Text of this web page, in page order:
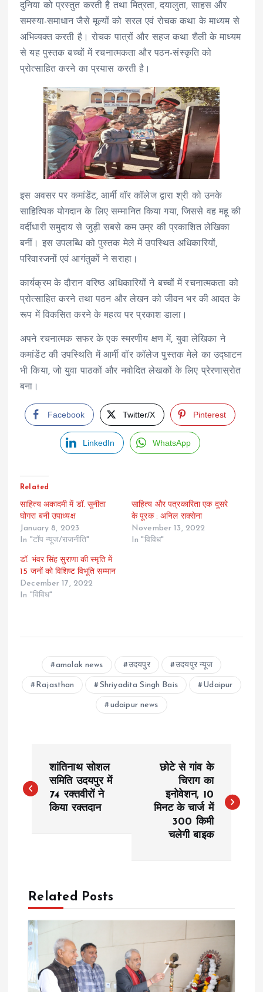
दुनिया को प्रस्तुत करती है तथा मित्रता, दयालुता, साहस और
समस्या-समाधान जैसे मूल्यों को सरल एवं रोचक कथा के माध्यम से
अभिव्यक्त करती है। रोचक पात्रों और सहज कथा शैली के माध्यम
से यह पुस्तक बच्चों में रचनात्मकता और पठन-संस्कृति को
प्रोत्साहित करने का प्रयास करती है।
इस अवसर पर कमांडेंट, आर्मी वॉर कॉलेज द्वारा श्री को उनके
साहित्यिक योगदान के लिए सम्मानित किया गया, जिससे वह महू की
वर्दीधारी समुदाय से जुड़ी सबसे कम उम्र की प्रकाशित लेखिका
बनीं। इस उपलब्धि को पुस्तक मेले में उपस्थित अधिकारियों,
परिवारजनों एवं आगंतुकों ने सराहा।
कार्यक्रम के दौरान वरिष्ठ अधिकारियों ने बच्चों में रचनात्मकता को
प्रोत्साहित करने तथा पठन और लेखन को जीवन भर की आदत के
रूप में विकसित करने के महत्व पर प्रकाश डाला।
अपने रचनात्मक सफर के एक स्मरणीय क्षण में, युवा लेखिका ने
कमांडेंट की उपस्थिति में आर्मी वॉर कॉलेज पुस्तक मेले का उद्घाटन
भी किया, जो युवा पाठकों और नवोदित लेखकों के लिए प्रेरणास्रोत
बना।
Facebook Twitter/X Pinterest
LinkedIn WhatsApp
Related
साहित्य अकादमी में डॉ. सुनीता
घोगरा बनी उपाध्यक्ष
January 8, 2023
In "टॉप न्यूज/राजनीति"
साहित्य और पत्रकारिता एक दूसरे
के पूरक : अनिल सक्सेना
November 13, 2022
In "विविध"
डॉ. भंवर सिंह सुराणा की स्मृति में
15 जनों को विशिष्ट विभूति सम्मान
December 17, 2022
In "विविध"
amolak news उदयपुर उदयपुर न्यूज
Rajasthan Shriyadita Singh Bais Udaipur
udaipur news
o
a
v
शांतिनाथ सोशल
समिति उदयपुर में
74 रक्तवीरों ने
किया रक्तदान
छोटे से गांव के
चिराग का
इनोवेशन, 10
मिनट के चार्ज में
300 किमी
चलेगी बाइक
Related Posts